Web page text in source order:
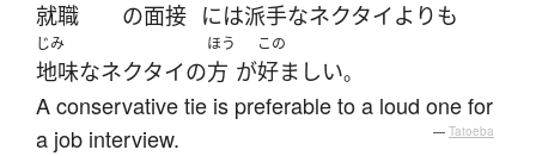
就職 の面接 には派手なネクタイよりも
じみ
地味なネクタイの
ほう
方 が
この
好ましい。
A conservative tie is preferable to a loud one for
a job interview.
— Tatoeba